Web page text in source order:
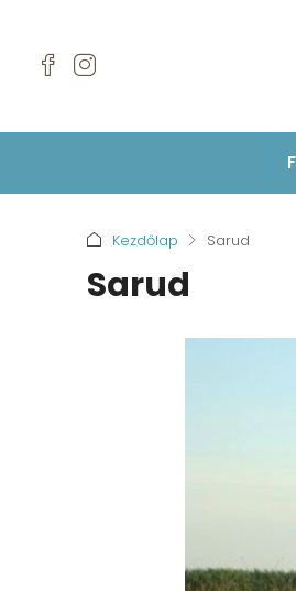
Kezdőlap Sarud
Sarud